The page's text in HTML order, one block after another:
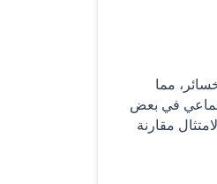
مما
جماعي في بعض
مقارنة